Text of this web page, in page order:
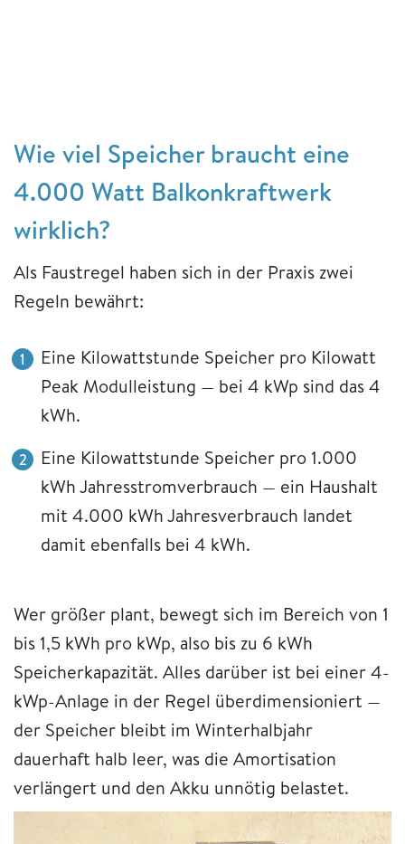
Wie viel Speicher braucht eine
4.000 Watt Balkonkraftwerk
wirklich?
Als Faustregel haben sich in der Praxis zwei
Regeln bewährt:
Eine Kilowattstunde Speicher pro Kilowatt
Peak Modulleistung — bei 4 kWp sind das 4
kWh.
Eine Kilowattstunde Speicher pro 1.000
kWh Jahresstromverbrauch — ein Haushalt
mit 4.000 kWh Jahresverbrauch landet
damit ebenfalls bei 4 kWh.
Wer größer plant, bewegt sich im Bereich von 1
bis 1,5 kWh pro kWp, also bis zu 6 kWh
Speicherkapazität. Alles darüber ist bei einer 4-
kWp-Anlage in der Regel überdimensioniert —
der Speicher bleibt im Winterhalbjahr
dauerhaft halb leer, was die Amortisation
verlängert und den Akku unnötig belastet.